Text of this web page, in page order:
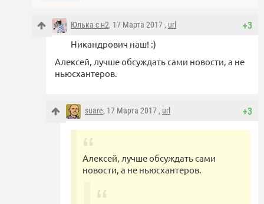
+3
Юлька с н2, 17 Марта 2017 , url
Никандрович наш! :)
Алексей, лучше обсуждать сами новости, а не
ньюсхантеров.
+3
suare, 17 Марта 2017 , url
Алексей, лучше обсуждать сами
новости, а не ньюсхантеров.